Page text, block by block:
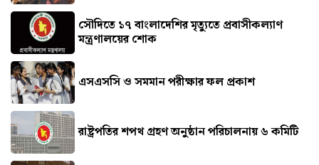
সৌ‌দিতে ১৭ বাংলাদেশির মৃত্যুতে প্রবাসীকল্যাণ
মন্ত্রণালয়ের শোক
এসএসসি ও সমমান পরীক্ষার ফল প্রকাশ
রাষ্ট্রপতির শপথ গ্রহণ অনুষ্ঠান পরিচালনায় ৬ কমিটি